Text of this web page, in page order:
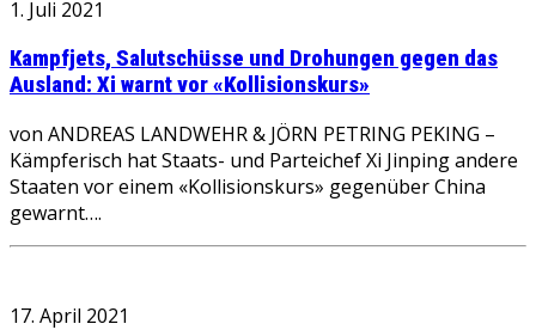
1. Juli 2021
Kampfjets, Salutschüsse und Drohungen gegen das
Ausland: Xi warnt vor «Kollisionskurs»
von ANDREAS LANDWEHR & JÖRN PETRING PEKING –
Kämpferisch hat Staats- und Parteichef Xi Jinping andere
Staaten vor einem «Kollisionskurs» gegenüber China
gewarnt….
17. April 2021